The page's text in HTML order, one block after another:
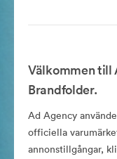
Välkommen till
Brandfolder.
Ad Agency
officiella
annonstillgångar,